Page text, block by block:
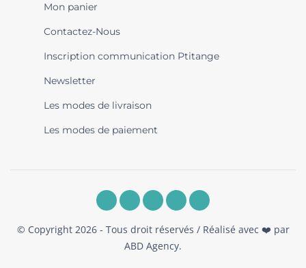
Mon panier
Contactez-Nous
Inscription communication Ptitange
Newsletter
Les modes de livraison
Les modes de paiement
© Copyright 2026 - Tous droit réservés / Réalisé avec ❤️ par
ABD Agency.